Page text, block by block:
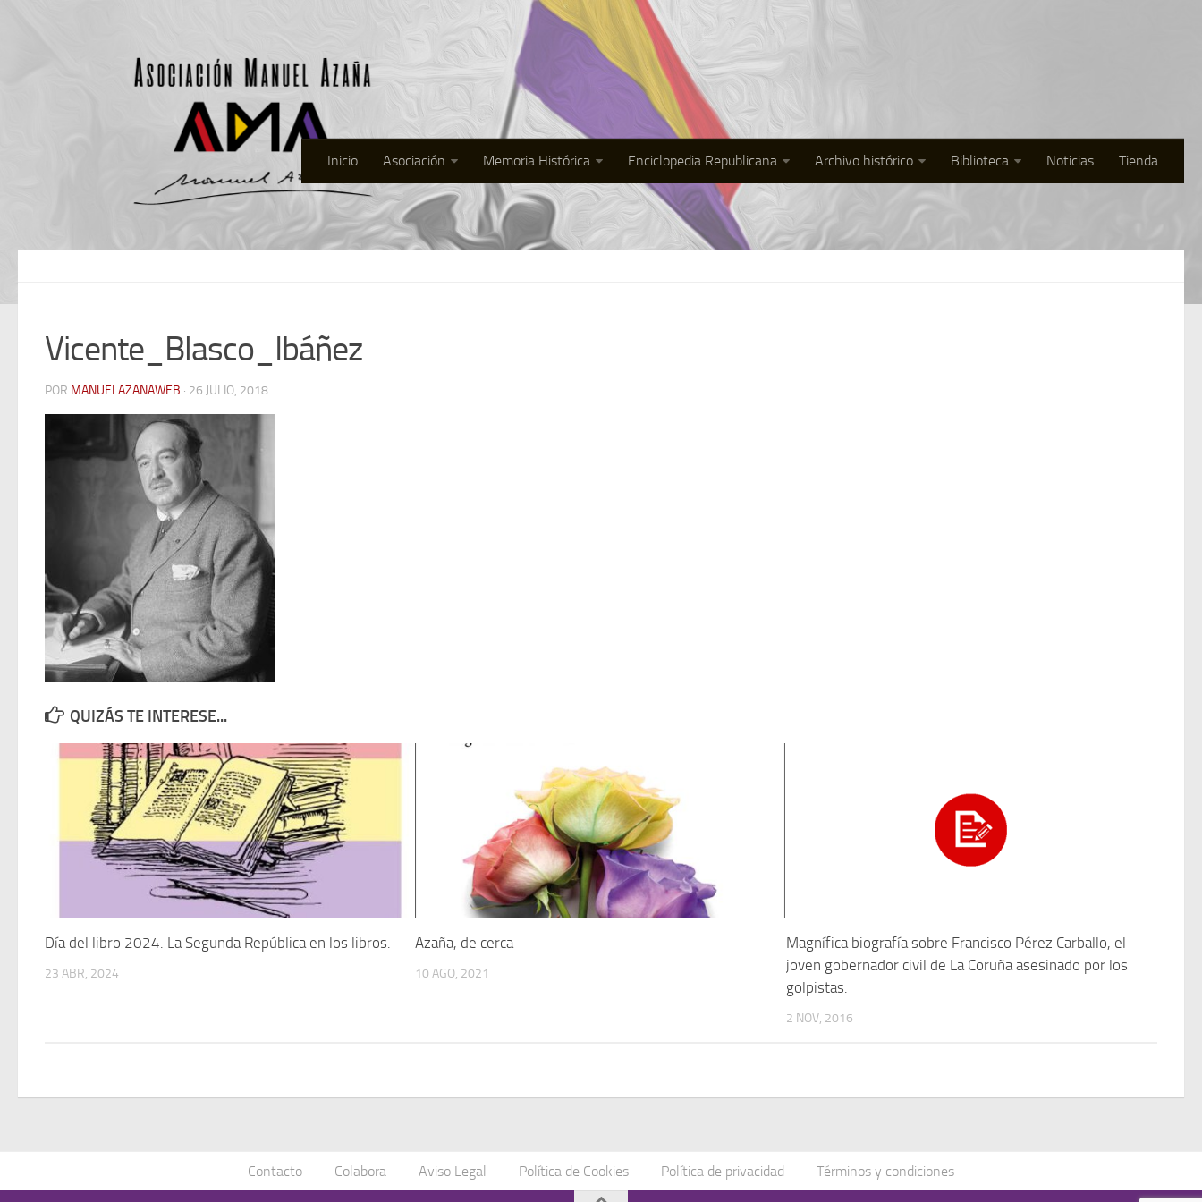
Inicio Asociación Memoria Histórica Enciclopedia Republicana Archivo histórico Biblioteca Noticias Tienda
Vicente_Blasco_Ibáñez
POR MANUELAZANAWEB · 26 JULIO, 2018
QUIZÁS TE INTERESE...
Día del libro 2024. La Segunda República en los libros.
23 ABR, 2024
Azaña, de cerca
10 AGO, 2021
Magnífica biografía sobre Francisco Pérez Carballo, el
joven gobernador civil de La Coruña asesinado por los
golpistas.
2 NOV, 2016
Contacto Colabora Aviso Legal Política de Cookies Política de privacidad Términos y condiciones